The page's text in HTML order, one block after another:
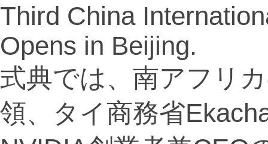
Third China
Opens in Beijing.
式典では、南アフリ
領、タイ商務省